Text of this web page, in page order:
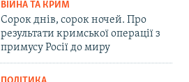
ВІЙНА ТА КРИМ
Сорок днів, сорок ночей. Про
результати кримської операції з
примусу Росії до миру